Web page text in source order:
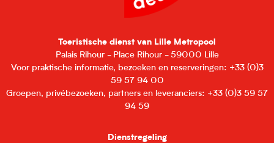
Toeristische dienst van Lille Metropool
Palais Rihour - Place Rihour - 59000 Lille
Voor praktische informatie, bezoeken en reserveringen: +33 (0)3
59 57 94 00
Groepen, privébezoeken, partners en leveranciers: +33 (0)3 59 57
94 59
Dienstregeling